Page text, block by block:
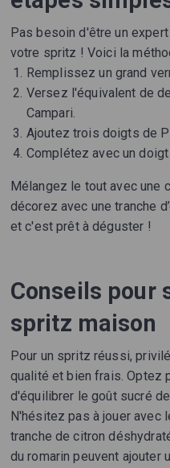
Pas besoin d'être un
votre spritz ! Voici la
Remplissez un grand
Versez l'équivalent de
Campari.
Ajoutez trois doigts de
Complétez avec un
Mélangez le tout avec une
décorez avec une tranche
et c'est prêt à déguster !
Conseils pour
spritz maison
Pour un spritz réussi,
qualité et bien frais. Optez
d'équilibrer le goût sucré
N'hésitez pas à jouer avec
tranche de citron
du romarin peuvent ajouter